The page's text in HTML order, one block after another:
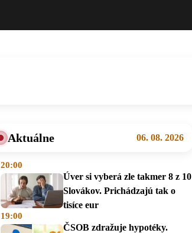
Aktuálne 06. 08. 2026
20:00
Úver si vyberá zle takmer 8 z 10
Slovákov. Prichádzajú tak o
tisíce eur
19:00
ČSOB zdražuje hypotéky.